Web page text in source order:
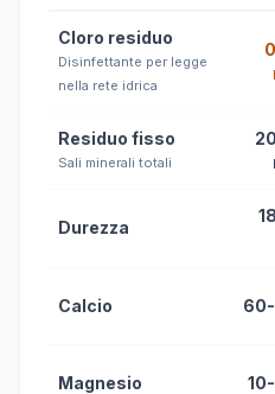
Cloro residuo
Disinfettante per legge
nella rete idrica
Residuo fisso
Sali minerali totali
Durezza
Calcio
Magnesio